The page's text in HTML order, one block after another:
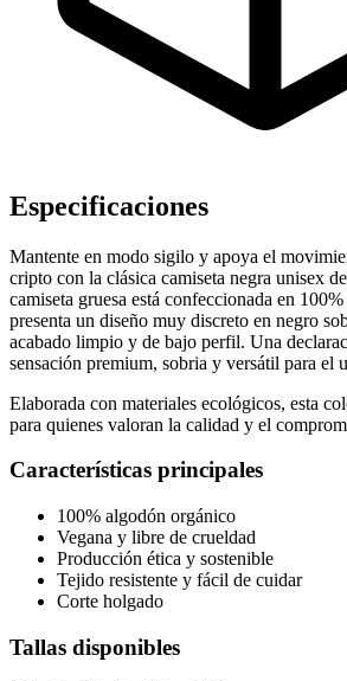
Especificaciones
Mantente en modo sigilo y apoya el
cripto con la clásica camiseta negra unisex
camiseta gruesa está confeccionada en
presenta un diseño muy discreto en negro
acabado limpio y de bajo perfil. Una
sensación premium, sobria y versátil para el
Elaborada con materiales ecológicos, esta
para quienes valoran la calidad y el
Características principales
100% algodón orgánico
Vegana y libre de crueldad
Producción ética y sostenible
Tejido resistente y fácil de cuidar
Corte holgado
Tallas disponibles